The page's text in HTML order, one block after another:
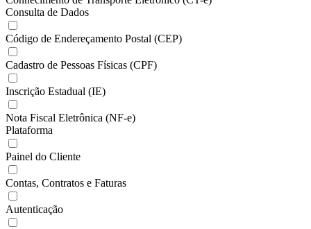
Consulta de Dados
Código de Endereçamento Postal (CEP)
Cadastro de Pessoas Físicas (CPF)
Inscrição Estadual (IE)
Nota Fiscal Eletrônica (NF-e)
Plataforma
Painel do Cliente
Contas, Contratos e Faturas
Autenticação